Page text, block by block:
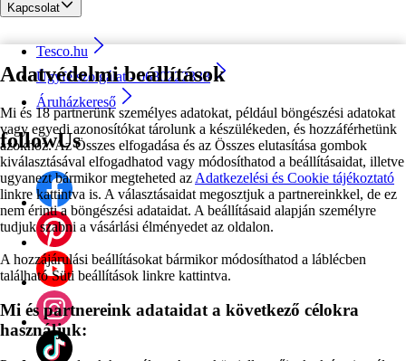
Adatvédelmi beállítások
Mi és 18 partnerünk személyes adatokat, például böngészési adatokat
vagy egyedi azonosítókat tárolunk a készülékeden, és hozzáférhetünk
azokhoz. Az Összes elfogadása és az Összes elutasítása gombok
kiválasztásával elfogadhatod vagy módosíthatod a beállításaidat, illetve
ugyanezt bármikor megteheted az Adatkezelési és Cookie tájékoztató
linkre kattintva is. A választásaidat megosztjuk a partnereinkkel, de ez
nem érinti a böngészési adataidat. A beállításaid alapján személyre
tudjuk szabni a vásárlási élményedet az oldalon.
A hozzájárulási beállításokat bármikor módosíthatod a láblécben
található Süti beállítások linkre kattintva.
Mi és partnereink adataidat a következő célokra
használjuk:
Kapcsolat
Tesco.hu
Ügyfélszolgálat - 0680222333
Áruházkereső
followUs